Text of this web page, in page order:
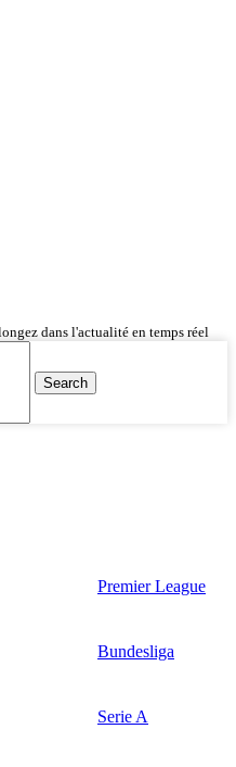
dans l'actualité en temps réel
Search
Premier League
Bundesliga
Serie A